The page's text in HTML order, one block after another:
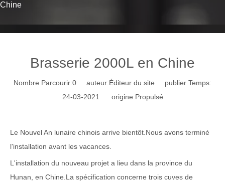
Chine
Brasserie 2000L en Chine
Nombre Parcourir:0 auteur:Éditeur du site publier Temps:
24-03-2021 origine:Propulsé
Le Nouvel An lunaire chinois arrive bientôt.Nous avons terminé
l'installation avant les vacances.
L'installation du nouveau projet a lieu dans la province du
Hunan, en Chine.La spécification concerne trois cuves de